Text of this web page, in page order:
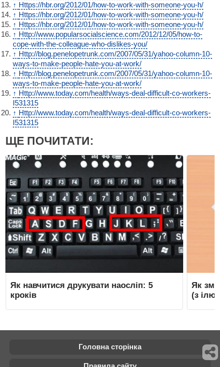
↑ Https://hbr.org/2012/01/how-to-work-with-someone-you-h/
↑ Https://hbr.org/2012/01/how-to-work-with-someone-you-h/
↑ Https://hbr.org/2012/01/how-to-work-with-someone-you-h/
↑ Http://www.popularsocialscience.com/2012/12/05/how-to-
cope-with-the-colleague-who-dislikes-you/
↑ Http://blog.penelopetrunk.com/2007/05/31/yahoo-column-10-
ways-to-make-people-hate-you-at-work/
↑ Http://blog.penelopetrunk.com/2007/05/31/yahoo-column-10-
ways-to-make-people-hate-you-at-work/
↑ Http://www.today.com/health/ways-deal-difficult-co-workers-
I531315
↑ Http://www.today.com/health/ways-deal-difficult-co-workers-
I531315
ЩЕ ПОЧИТАТИ:
Як навчитися друкувати наосліп: 5
кроків
Як
(з
Головна сторінка